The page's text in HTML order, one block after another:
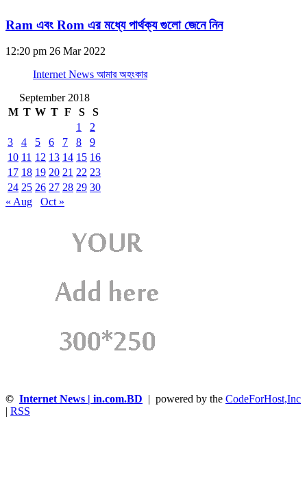
Ram এবং Rom এর মধ্যে পার্থক্য গুলো জেনে নিন
12:20 pm 26 Mar 2022
Internet News আমার অহংকার
September 2018
M T W T F S
S
1
2
3
4 5 6 7 8
9
10 11 12 13 14 15 16
17 18 19 20 21 22 23
24 25 26 27 28 29 30
« Aug
Oct »
© Internet News | in.com.BD | powered by the CodeForHost,Inc
RSS